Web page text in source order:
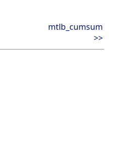
mtlb_cumsum
>>